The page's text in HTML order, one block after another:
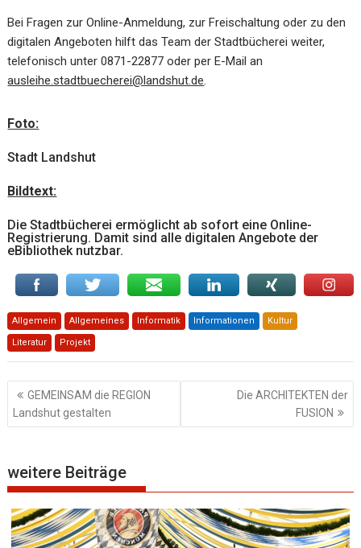
Bei Fragen zur Online-Anmeldung, zur Freischaltung oder zu den
digitalen Angeboten hilft das Team der Stadtbücherei weiter,
telefonisch unter 0871-22877 oder per E-Mail an
ausleihe.stadtbuecherei@landshut.de.
Foto:
Stadt Landshut
Bildtext:
Die Stadtbücherei ermöglicht ab sofort eine Online-
Registrierung. Damit sind alle digitalen Angebote der
eBibliothek nutzbar.
Allgemein Allgemeines Informatik Informationen Kultur
Literatur Projekt
Beitragsnavigation
GEMEINSAM die REGION
Landshut gestalten
Die ARCHITEKTEN der
FUSION
weitere Beiträge